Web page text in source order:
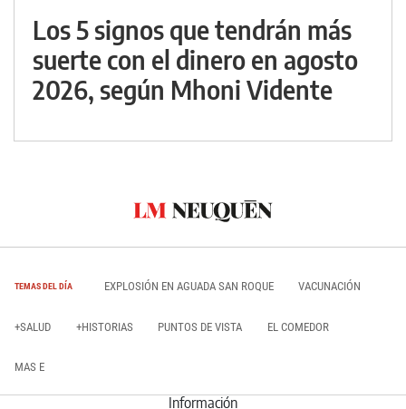
Los 5 signos que tendrán más
suerte con el dinero en agosto
2026, según Mhoni Vidente
TEMAS DEL DÍA EXPLOSIÓN EN AGUADA SAN ROQUE VACUNACIÓN
+SALUD +HISTORIAS PUNTOS DE VISTA EL COMEDOR
MAS E
Información